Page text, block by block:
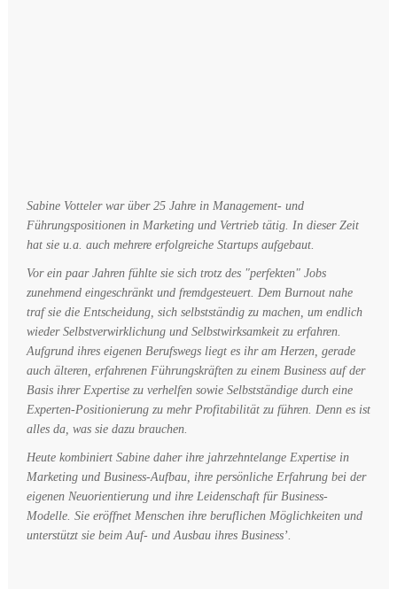
Sabine Votteler war über 25 Jahre in Management- und
Führungspositionen in Marketing und Vertrieb tätig. In dieser Zeit
hat sie u.a. auch mehrere erfolgreiche Startups aufgebaut.
Vor ein paar Jahren fühlte sie sich trotz des "perfekten" Jobs
zunehmend eingeschränkt und fremdgesteuert. Dem Burnout nahe
traf sie die Entscheidung, sich selbstständig zu machen, um endlich
wieder Selbstverwirklichung und Selbstwirksamkeit zu erfahren.
Aufgrund ihres eigenen Berufswegs liegt es ihr am Herzen, gerade
auch älteren, erfahrenen Führungskräften zu einem Business auf der
Basis ihrer Expertise zu verhelfen sowie Selbstständige durch eine
Experten-Positionierung zu mehr Profitabilität zu führen. Denn es ist
alles da, was sie dazu brauchen.
Heute kombiniert Sabine daher ihre jahrzehntelange Expertise in
Marketing und Business-Aufbau, ihre persönliche Erfahrung bei der
eigenen Neuorientierung und ihre Leidenschaft für Business-
Modelle. Sie eröffnet Menschen ihre beruflichen Möglichkeiten und
unterstützt sie beim Auf- und Ausbau ihres Business’.